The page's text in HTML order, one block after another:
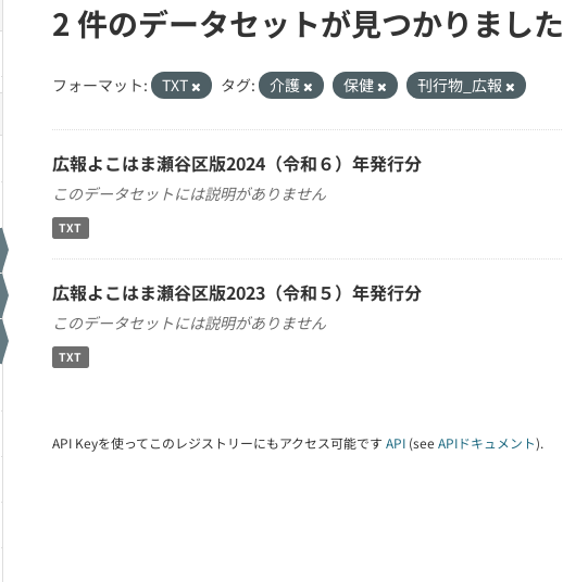
2 件のデータセットが見つかりました
フォーマット: TXT タグ: 介護 保健 刊行物_広報
広報よこはま瀬谷区版2024（令和６）年発行分
このデータセットには説明がありません
TXT
広報よこはま瀬谷区版2023（令和５）年発行分
このデータセットには説明がありません
TXT
API Keyを使ってこのレジストリーにもアクセス可能です API (see APIドキュメント).